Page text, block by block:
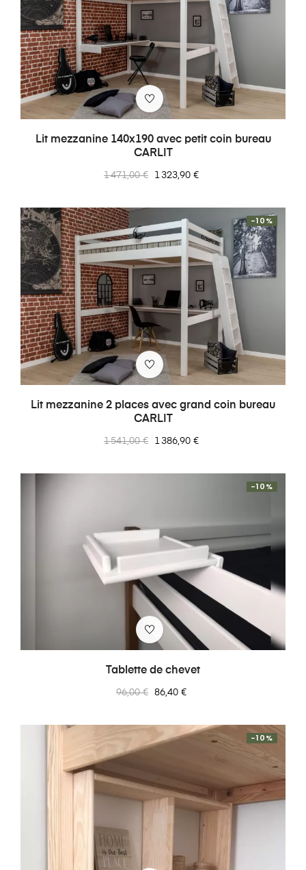
Lit mezzanine 140x190 avec petit coin bureau
CARLIT
Prix
1 471,00 € Prix
1 323,90 €
Lit mezzanine 2 places avec grand coin bureau
CARLIT
Prix
1 541,00 €
-10%
Prix
1 386,90 €
Tablette de chevet
Prix
96,00 €
-10%
Prix
86,40 €
-10%